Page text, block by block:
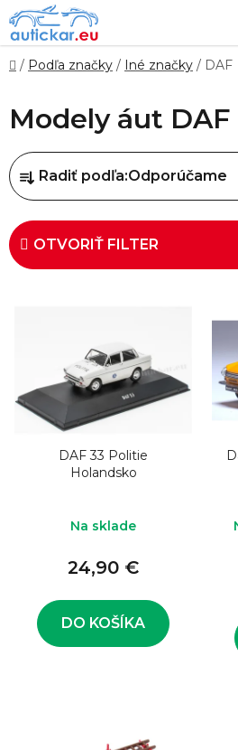
Prejsť
na
obsah
Domov
/ Podľa značky / Iné značky / DAF
Modely áut DAF
R
a
d
e
n
o
Radiť podľa:Odporúčame
OTVORIŤ FILTER
s
DAF 33 Politie
Holandsko
Na sklade
24,90 €
DO KOŠÍKA